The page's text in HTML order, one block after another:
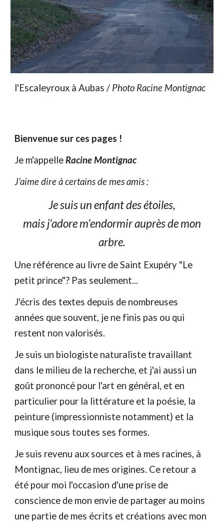
l'Escaleyroux à Aubas / Photo Racine Montignac
Bienvenue sur ces pages !
Je m'appelleRacine Montignac
J'aime dire à certains de mes amis :
Je suis un enfant des étoiles,
mais j'adore m'endormir auprès de mon
arbre.
Une référence au livre de Saint Exupéry "Le
petit prince"? Pas seulement...
J'écris des textes depuis de nombreuses
années que souvent, je ne finis pas ou qui
restent non valorisés.
Je suis un biologiste naturaliste travaillant
dans le milieu de la recherche, et j'ai aussi un
goût prononcé pour l'art en général, et en
particulier pour la littérature et la poésie, la
peinture (impressionniste notamment) et la
musique sous toutes ses formes.
Je suis revenu aux sources et à mes racines, à
Montignac, lieu de mes origines. Ce retour a
été pour moi l'occasion d'une prise de
conscience de mon envie de partager au moins
une partie de mes écrits et créations avec mon